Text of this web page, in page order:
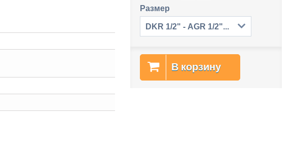
Размер
DKR 1/2" - AGR 1/2" - DKR 1/2"
В корзину